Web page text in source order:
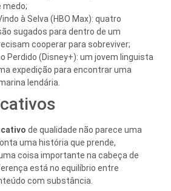
medo;
à Selva (HBO Max): quatro
sugados para dentro de um
cooperar para sobreviver;
Perdido (Disney+): um jovem linguista
expedição para encontrar uma
lendária.
de qualidade não parece uma
uma história que prende,
coisa importante na cabeça de
está no equilíbrio entre
com substância.